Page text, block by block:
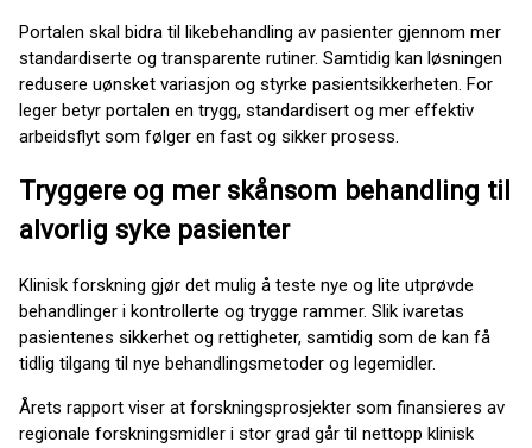
Portalen skal bidra til likebehandling av pasienter gjennom mer
standardiserte og transparente rutiner. Samtidig kan løsningen
redusere uønsket variasjon og styrke pasientsikkerheten. For
leger betyr portalen en trygg, standardisert og mer effektiv
arbeidsflyt som følger en fast og sikker prosess.
Tryggere og mer skånsom behandling til
alvorlig syke pasienter
Klinisk forskning gjør det mulig å teste nye og lite utprøvde
behandlinger i kontrollerte og trygge rammer. Slik ivaretas
pasientenes sikkerhet og rettigheter, samtidig som de kan få
tidlig tilgang til nye behandlingsmetoder og legemidler.
Årets rapport viser at forskningsprosjekter som finansieres av
regionale forskningsmidler i stor grad går til nettopp klinisk